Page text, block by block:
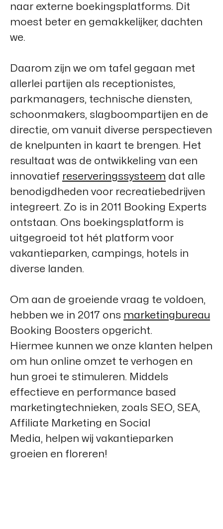
naar externe boekingsplatforms. Dit
moest beter en gemakkelijker, dachten
we.
Daarom zijn we om tafel gegaan met
allerlei partijen als receptionistes,
parkmanagers, technische diensten,
schoonmakers, slagboompartijen en de
directie, om vanuit diverse perspectieven
de knelpunten in kaart te brengen. Het
resultaat was de ontwikkeling van een
innovatief reserveringssysteem dat alle
benodigdheden voor recreatiebedrijven
integreert. Zo is in 2011 Booking Experts
ontstaan. Ons boekingsplatform is
uitgegroeid tot hét platform voor
vakantieparken, campings, hotels in
diverse landen.
Om aan de groeiende vraag te voldoen,
hebben we in 2017 ons marketingbureau
Booking Boosters opgericht.
Hiermee kunnen we onze klanten helpen
om hun online omzet te verhogen en
hun groei te stimuleren. Middels
effectieve en performance based
marketingtechnieken, zoals SEO, SEA,
Affiliate Marketing en Social
Media, helpen wij vakantieparken
groeien en floreren!